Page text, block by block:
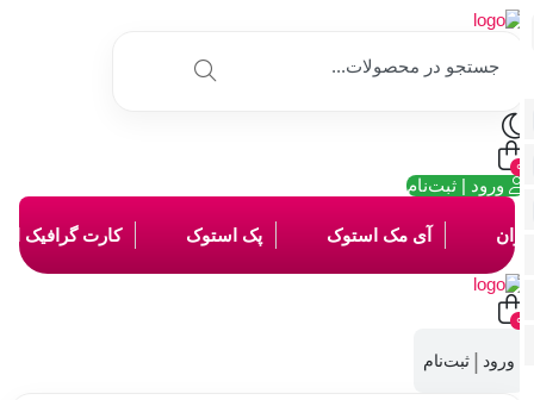
ورود | ثبت‌نام
آی مک استوک پک استوک کارت گرافیک
|